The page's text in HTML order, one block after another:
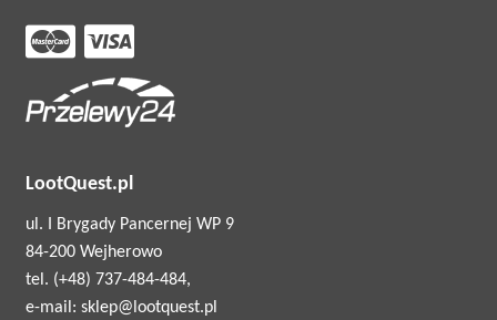
LootQuest.pl
ul. I Brygady Pancernej WP 9
84-200 Wejherowo
tel. (+48) 737-484-484,
e-mail: sklep@lootquest.pl